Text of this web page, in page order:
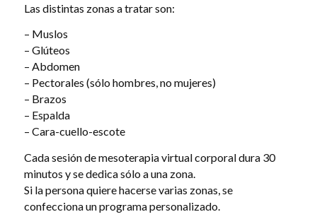
Las distintas zonas a tratar son:
– Muslos
– Glúteos
– Abdomen
– Pectorales (sólo hombres, no mujeres)
– Brazos
– Espalda
– Cara-cuello-escote
Cada sesión de mesoterapia virtual corporal dura 30
minutos y se dedica sólo a una zona.
Si la persona quiere hacerse varias zonas, se
confecciona un programa personalizado.